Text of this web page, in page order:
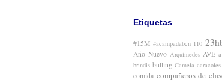
Etiquetas
#15M #acampadabcn 110
Año Nuevo Arquímedes AVE
brindis bulling Camela caracoles
comida compañeros de